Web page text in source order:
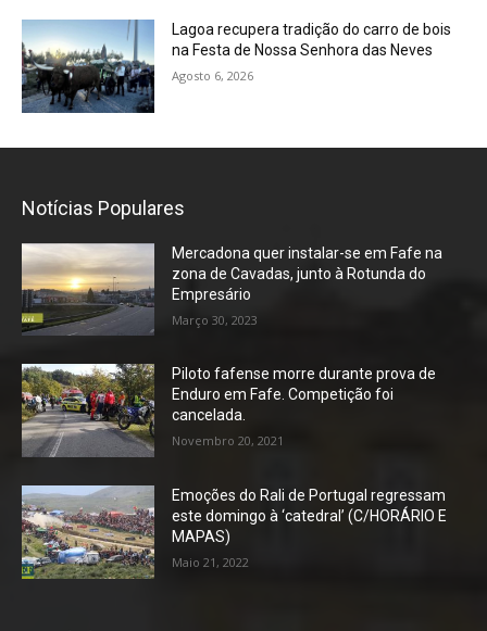
Lagoa recupera tradição do carro de bois
na Festa de Nossa Senhora das Neves
Agosto 6, 2026
Notícias Populares
Mercadona quer instalar-se em Fafe na
zona de Cavadas, junto à Rotunda do
Empresário
Março 30, 2023
Piloto fafense morre durante prova de
Enduro em Fafe. Competição foi
cancelada.
Novembro 20, 2021
Emoções do Rali de Portugal regressam
este domingo à ‘catedral’ (C/HORÁRIO E
MAPAS)
Maio 21, 2022